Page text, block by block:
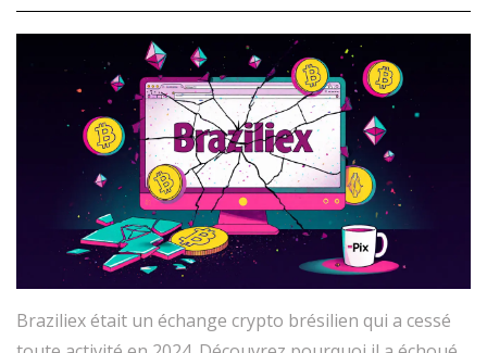
Braziliex était un échange crypto brésilien qui a cessé